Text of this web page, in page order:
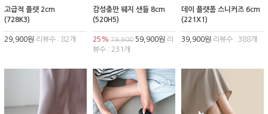
고급적 플랫 2cm
(728K3)
29,900원 리뷰수 : 82개
감성충만 웨지 샌들 8cm
(520H5)
25% 79,90059,900원 리
뷰수 : 231개
데이 플랫폼 스니커즈 6cm
(221X1)
39,900원 리뷰수 : 388개